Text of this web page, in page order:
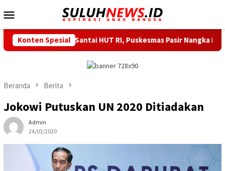
ke
Mobile
Konten Spesial
Santai HUT RI, Puskesmas Pasir Nangka Hadirkan Layanan
Beranda Berita
Jokowi Putuskan UN 2020 Ditiadakan
Admin
24/03/2020